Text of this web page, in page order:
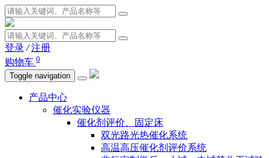
登录 / 注册
购物车 0
Toggle navigation
产品中心
催化实验仪器
催化剂评价、固定床
双光路光热催化系统
高温高压催化剂评价系统